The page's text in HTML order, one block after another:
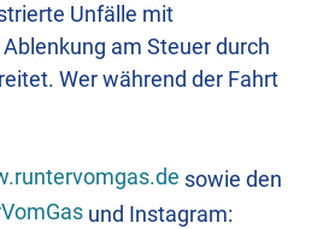
Unfälle mit
am Steuer durch
Wer während der Fahrt
sowie den
und Instagram: